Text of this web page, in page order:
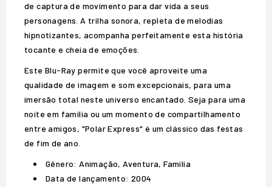
de captura de movimento para dar vida a seus
personagens. A trilha sonora, repleta de melodias
hipnotizantes, acompanha perfeitamente esta história
tocante e cheia de emoções.
Este Blu-Ray permite que você aproveite uma
qualidade de imagem e som excepcionais, para uma
imersão total neste universo encantado. Seja para uma
noite em família ou um momento de compartilhamento
entre amigos, "Polar Express" é um clássico das festas
de fim de ano.
Gênero: Animação, Aventura, Família
Data de lançamento: 2004